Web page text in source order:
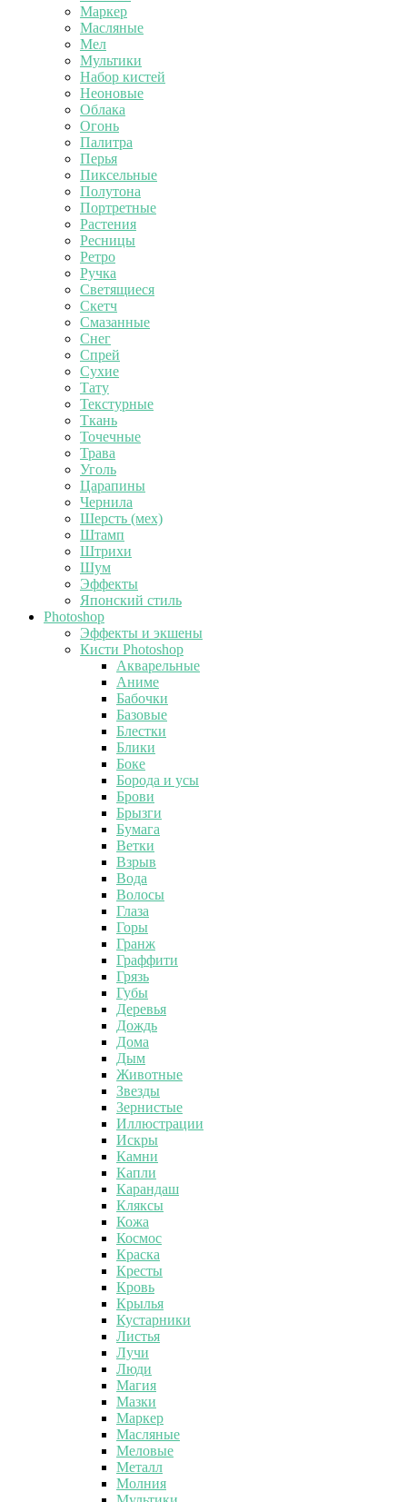
Маркер
Масляные
Мел
Мультики
Набор кистей
Неоновые
Облака
Огонь
Палитра
Перья
Пиксельные
Полутона
Портретные
Растения
Ресницы
Ретро
Ручка
Светящиеся
Скетч
Смазанные
Снег
Спрей
Сухие
Тату
Текстурные
Ткань
Точечные
Трава
Уголь
Царапины
Чернила
Шерсть (мех)
Штамп
Штрихи
Шум
Эффекты
Японский стиль
Photoshop
Эффекты и экшены
Кисти Photoshop
Акварельные
Аниме
Бабочки
Базовые
Блестки
Блики
Боке
Борода и усы
Брови
Брызги
Бумага
Ветки
Взрыв
Вода
Волосы
Глаза
Горы
Гранж
Граффити
Грязь
Губы
Деревья
Дождь
Дома
Дым
Животные
Звезды
Зернистые
Иллюстрации
Искры
Камни
Капли
Карандаш
Кляксы
Кожа
Космос
Краска
Кресты
Кровь
Крылья
Кустарники
Листья
Лучи
Люди
Магия
Мазки
Маркер
Масляные
Меловые
Металл
Молния